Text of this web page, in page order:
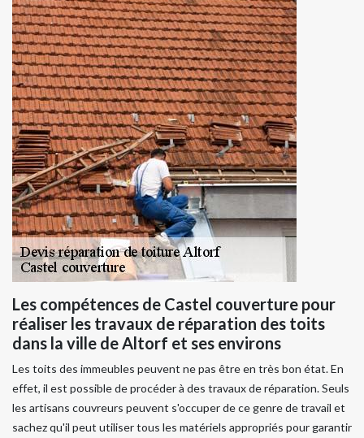
Les compétences de Castel couverture pour
réaliser les travaux de réparation des toits
dans la ville de Altorf et ses environs
Les toits des immeubles peuvent ne pas être en très bon état. En
effet, il est possible de procéder à des travaux de réparation. Seuls
les artisans couvreurs peuvent s'occuper de ce genre de travail et
sachez qu'il peut utiliser tous les matériels appropriés pour garantir